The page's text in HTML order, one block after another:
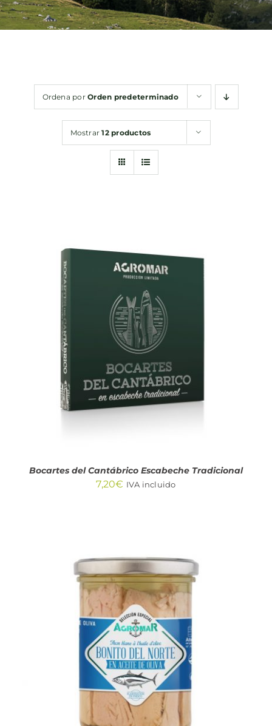
Bebidas
Ordena porOrden predeterminado
Mostrar12 productos
AÑADIR AL CARRITO
DETALLES
Bocartes del Cantábrico Escabeche Tradicional
7,20€ IVA incluido
AÑADIR AL CARRITO
/
DETALLES